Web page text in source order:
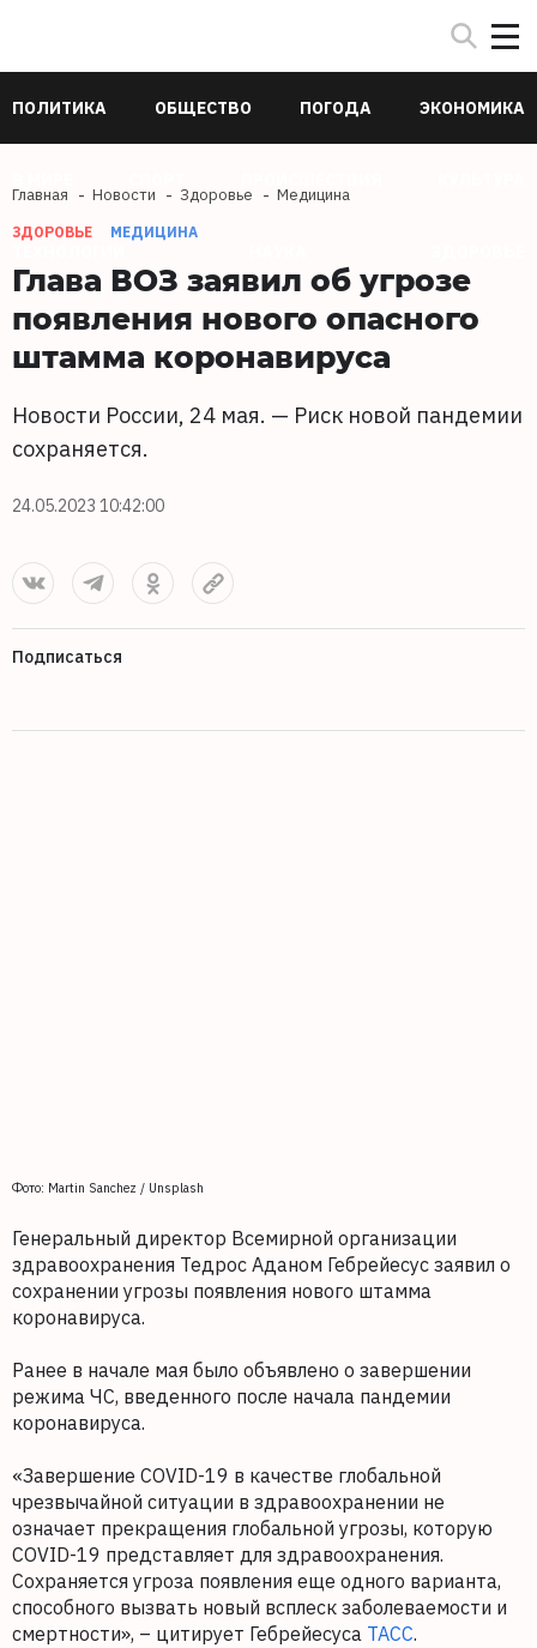
ПОЛИТИКА ОБЩЕСТВО ПОГОДА ЭКОНОМИКА
Главная Новости Здоровье Медицина
ЗДОРОВЬЕ МЕДИЦИНА
Глава ВОЗ заявил об угрозе
появления нового опасного
штамма коронавируса
Новости России, 24 мая. — Риск новой пандемии
сохраняется.
24.05.2023 10:42:00
Подписаться
Фото: Martin Sanchez / Unsplash
Генеральный директор Всемирной организации
здравоохранения Тедрос Аданом Гебрейесус заявил о
сохранении угрозы появления нового штамма
коронавируса.
Ранее в начале мая было объявлено о завершении
режима ЧС, введенного после начала пандемии
коронавируса.
«Завершение COVID-19 в качестве глобальной
чрезвычайной ситуации в здравоохранении не
означает прекращения глобальной угрозы, которую
COVID-19 представляет для здравоохранения.
Сохраняется угроза появления еще одного варианта,
способного вызвать новый всплеск заболеваемости и
смертности», – цитирует Гебрейесуса ТАСС.